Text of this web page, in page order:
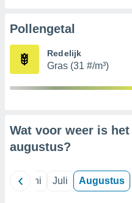
partners
Pollengetal
Redelijk
Gras (31 #/m³)
Wat voor weer is
augustus?
Juni Juli Augustus